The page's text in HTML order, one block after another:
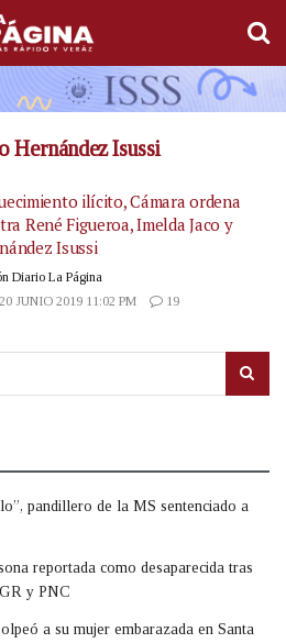
Hernández Isussi
ilícito, Cámara ordena
René Figueroa, Imelda Jaco y
Isussi
Diario La Página
JUNIO 2019 11:02 PM
19
pandillero de la MS sentenciado a
reportada como desaparecida tras
y PNC
a su mujer embarazada en Santa